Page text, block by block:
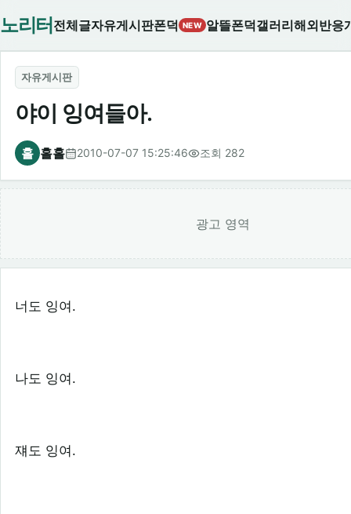
노리터 전체글자유게시판폰덕 NEW 알뜰폰덕갤러리해외반응
자유게시판
야이 잉여들아.
홀 홀홀 2010-07-07 15:25:46 조회 282
광고 영역
너도 잉여.
나도 잉여.
쟤도 잉여.